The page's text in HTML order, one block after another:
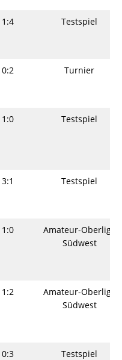
1:4 Testspiel
0:2 Turnier
1:0 Testspiel
3:1 Testspiel
1:0
Amateur-Oberliga
Südwest
1:2
Amateur-Oberliga
Südwest
0:3 Testspiel